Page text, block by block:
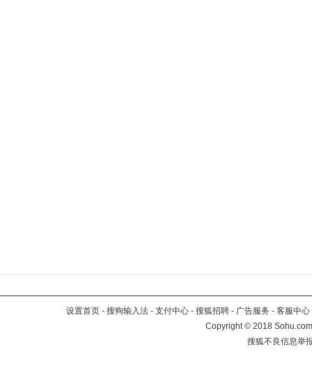
设置首页 - 搜狗输入法 - 支付中心 - 搜狐招聘 - 广告服务 - 客服中心
Copyright©2018
搜狐不良信息举